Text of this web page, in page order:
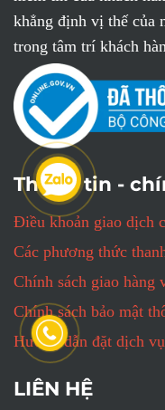
khẳng định vị thế của
trong tâm trí khách
Thông tin -
Điều khoản giao dịch
Các phương thức
Chính sách giao hàng
Chính sách bảo mật
Hướng dẫn đặt dịch
LIÊN HỆ